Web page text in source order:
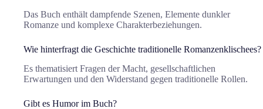
Das Buch enthält dampfende Szenen, Elemente dunkler
Romanze und komplexe Charakterbeziehungen.
Wie hinterfragt die Geschichte traditionelle Romanzenklischees?
Es thematisiert Fragen der Macht, gesellschaftlichen
Erwartungen und den Widerstand gegen traditionelle Rollen.
Gibt es Humor im Buch?